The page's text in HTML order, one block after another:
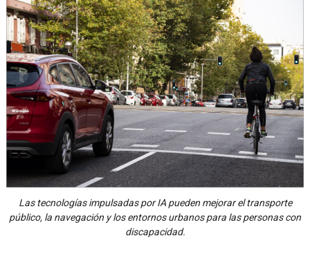
Las tecnologías impulsadas por IA pueden mejorar el transporte
público, la navegación y los entornos urbanos para las personas con
discapacidad.